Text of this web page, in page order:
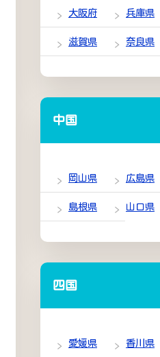
大阪府 兵庫県
滋賀県 奈良県
中国
岡山県 広島県
島根県 山口県
四国
愛媛県 香川県